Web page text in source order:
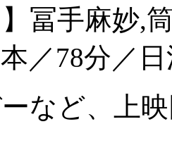
】冨手麻妙,
／78分／
など、上